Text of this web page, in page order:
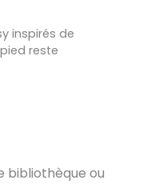
inspirés de
reste
bibliothèqueou